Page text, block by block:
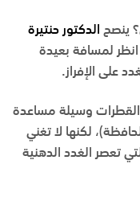
ينصح الدكتور حنتيرة
20-20): كل 20 دقيقة انظر لمسافة بعيدة
على الإفراز.
القطرات وسيلة مساعدة
لكنها لا تغني
تعصر الغدد الدهنية